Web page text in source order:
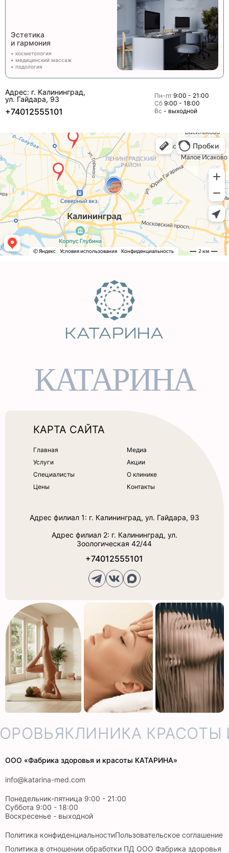
Эстетика
и гармония
• косметология
• медицинский массаж
• подология
Адрес: г. Калининград,
ул. Гайдара, 93
+74012555101
Пн-пт 9:00 - 21:00
Сб 9:00 - 18:00
Вс - выходной
КАТАРИНА
КАРТА САЙТА
Главная
Услуги
Специалисты
Цены
Медиа
Акции
О клинике
Контакты
Адрес филиал 1: г. Калининград, ул. Гайдара, 93
Адрес филиал 2: г. Калининград, ул.
Зоологическая 42/44
+74012555101
КЛИНИКА КРАСОТЫ
ООО «Фабрика здоровья и красоты КАТАРИНА»
info@katarina-med.com
Понедельник-пятница 9:00 - 21:00
Суббота 9:00 - 18:00
Воскресенье - выходной
Политика конфиденциальностиПользовательское соглашение
Политика в отношении обработки ПД ООО Фабрика здоровья